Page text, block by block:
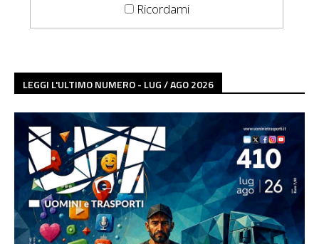
Ricordami
LEGGI L'ULTIMO NUMERO - LUG / AGO 2026